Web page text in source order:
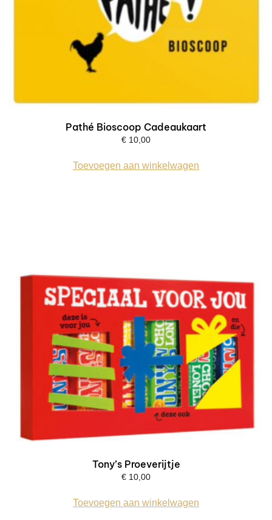
Pathé Bioscoop Cadeaukaart
€ 10,00
Toevoegen aan winkelwagen
Tony’s Proeverijtje
€ 10,00
Toevoegen aan winkelwagen